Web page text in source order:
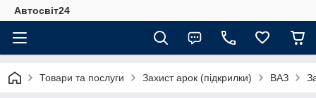
Автосвіт24
Товари та послуги Захист арок (підкрилки) ВАЗ